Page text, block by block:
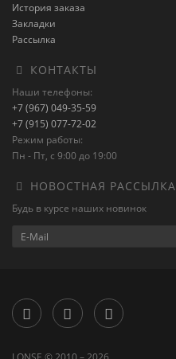
История заказа
Закладки
Рассылка
КОНТАКТЫ
Наши телефоны:
+7 (967) 049-35-59
+7 (915) 077-72-02
Режим работы:
Пн - Пт, с 9:00 до 19:00
НОВОСТНАЯ РАССЫЛКА
Будь в курсе наших новинок